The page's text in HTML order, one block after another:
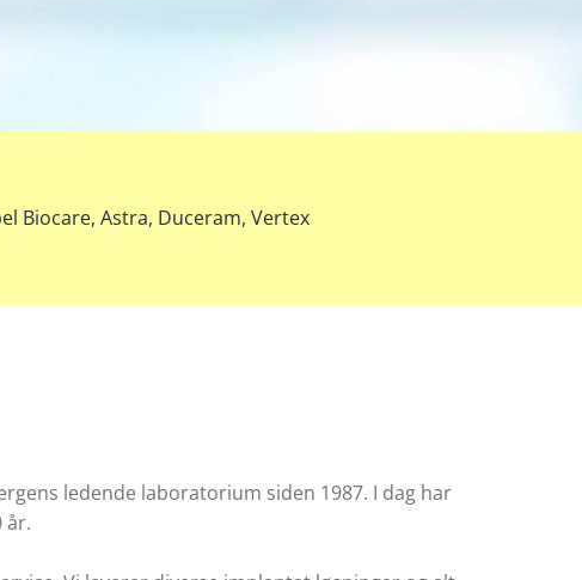
Biocare, Astra, Duceram, Vertex
ledende laboratorium siden 1987. I dag har
år.